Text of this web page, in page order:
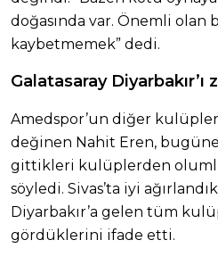
doğasında var. Önemli olan
kaybetmemek” dedi.
Galatasaray
Amedspor’un diğer
değinen Nahit Eren,
gittikleri kulüplerden
söyledi. Sivas’ta iyi
Diyarbakır’a gelen tüm
gördüklerini ifade etti.